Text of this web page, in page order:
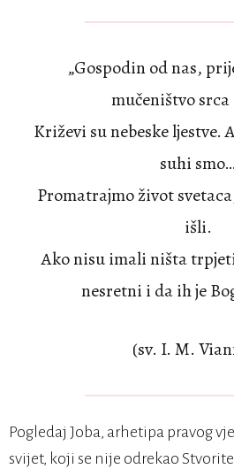
„Gospodin od nas,
mučeništvo
Križevi su nebeske ljestve.
suhi smo…
Promatrajmo život
išli.
Ako nisu imali ništa
nesretni i da ih je
(sv. I. M.
Pogledaj Joba, arhetipa pravog
svijet, koji se nije odrekao